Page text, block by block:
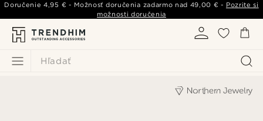
Hľadať
Doručenie4,95 € - Možnosť doručenia zadarmo nad 49,00 € - Pozrite si
možnosti doručenia